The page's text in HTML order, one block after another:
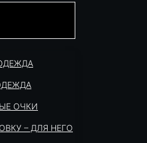
ОЧКИ
– ДЛЯ НЕГО